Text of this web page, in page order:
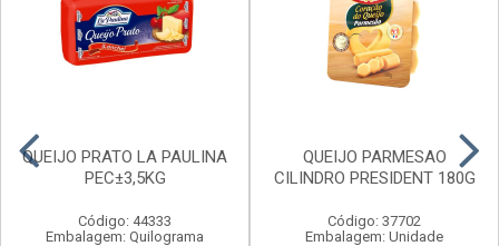
QUEIJO PRATO LA PAULINA
PEC±3,5KG
Código: 44333
Embalagem: Quilograma
QUEIJO PARMESAO
CILINDRO PRESIDENT 180G
Código: 37702
Embalagem: Unidade